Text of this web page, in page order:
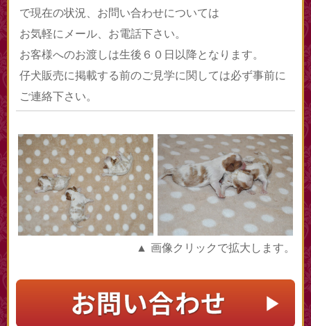
で現在の状況、お問い合わせについては
お気軽にメール、お電話下さい。
お客様へのお渡しは生後６０日以降となります。
仔犬販売に掲載する前のご見学に関しては必ず事前に
ご連絡下さい。
▲ 画像クリックで拡大します。